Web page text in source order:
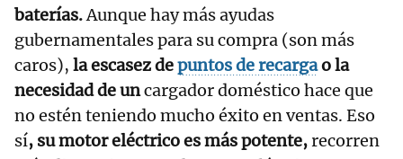
baterías.Aunque hay más ayudas
gubernamentales para su compra (son más
caros), la escasez depuntos de recargao la
necesidad de uncargador doméstico hace que
no estén teniendo mucho éxito en ventas. Eso
sí, su motor eléctrico es más potente,recorren